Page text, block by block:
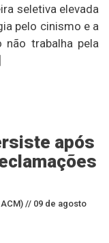
seletiva elevada
pelo cinismo e a
não trabalha pela
após
// 09 de agosto